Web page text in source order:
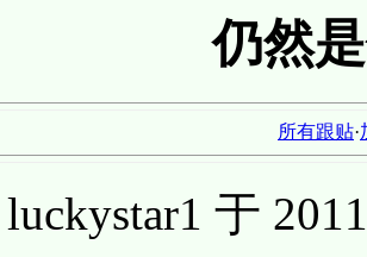
仍然
所有跟贴·
于